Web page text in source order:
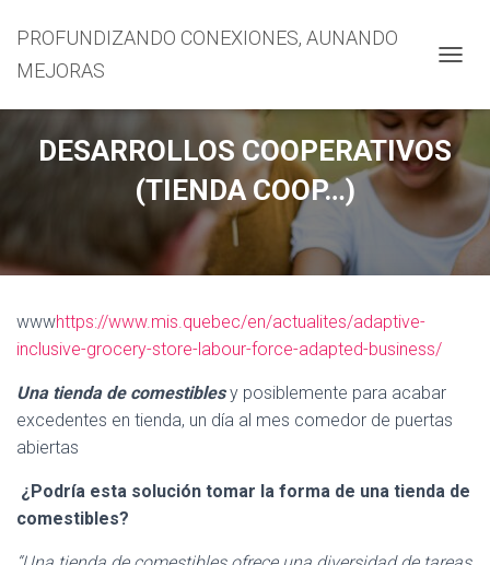
PROFUNDIZANDO CONEXIONES, AUNANDO
MEJORAS
DESARROLLOS COOPERATIVOS
(TIENDA COOP…)
wwwhttps://www.mis.quebec/en/actualites/adaptive-
inclusive-grocery-store-labour-force-adapted-business/
Una tienda de comestiblesy posiblemente para acabar
excedentes en tienda, un día al mes comedor de puertas
abiertas
¿Podría esta solución tomar la forma de una tienda de
comestibles?